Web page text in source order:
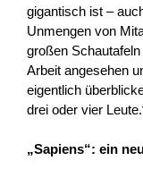
gigantisch ist –
Unmengen von
großen
Arbeit angesehen
eigentlich
drei oder vier
„Sapiens“: ein